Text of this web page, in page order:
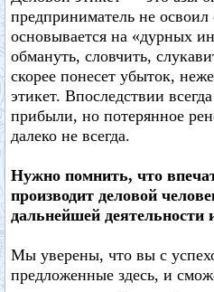
предприниматель не
основывается на «дурных
обмануть, словчить,
скорее понесет убыток,
этикет. Впоследствии
прибыли, но потерянное
далеко не всегда.
Нужно помнить, что
производит деловой
дальнейшей деятельности
Мы уверены, что вы с
предложенные здесь, и